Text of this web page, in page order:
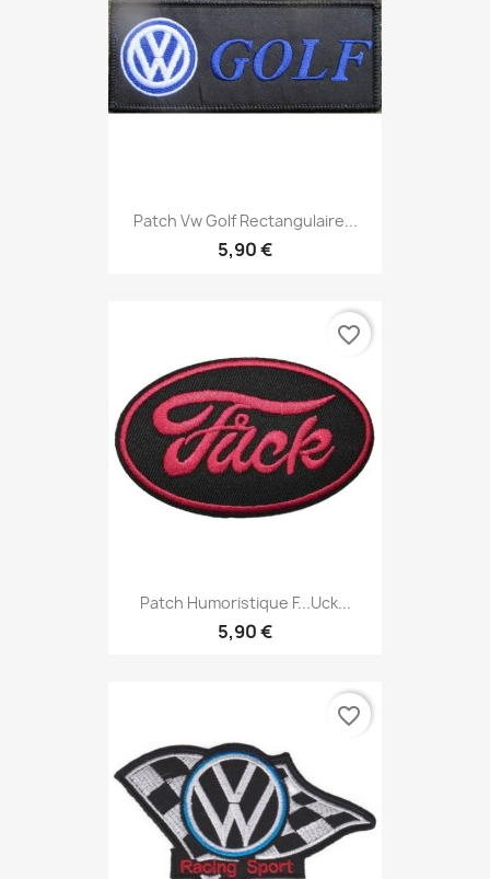
Patch Vw Golf Rectangulaire...
5,90 €
Patch Humoristique F...uck...
5,90 €
favorite_border
favorite_border